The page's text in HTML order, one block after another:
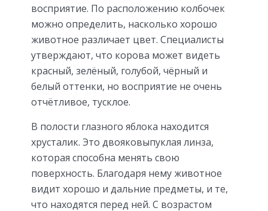
восприятие. По расположению колбочек
можно определить, насколько хорошо
животное различает цвет. Специалисты
утверждают, что корова может видеть
красный, зелёный, голубой, чёрный и
белый оттенки, но восприятие не очень
отчётливое, тусклое.
В полости глазного яблока находится
хрусталик. Это двояковыпуклая линза,
которая способна менять свою
поверхность. Благодаря нему животное
видит хорошо и дальние предметы, и те,
что находятся перед ней. С возрастом